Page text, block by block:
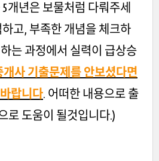
개년은 보물처럼 다뤄주세
고, 부족한 개념을 체크하
는 과정에서 실력이 급상승
개사 기출문제를 안보셨다면
랍니다. 어떠한 내용으로 출
로 도움이 될것입니다.)